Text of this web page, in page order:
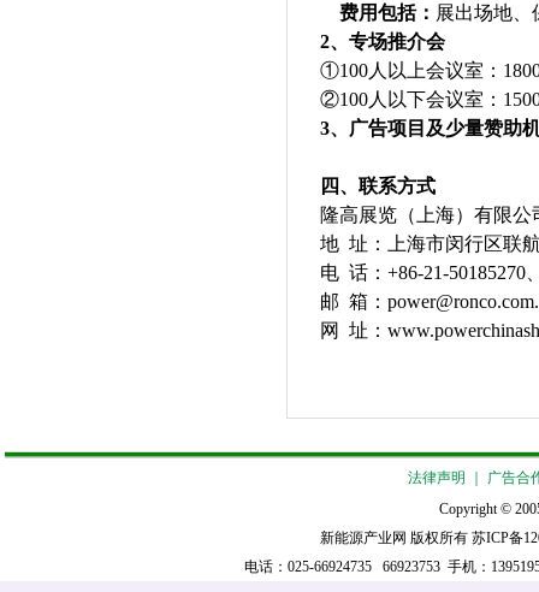
费用包括： 展出场地、
2、专场推介会
①100人以上会议室：
②100人以下会议室：
3、广告项目及少量赞助
四、联系方式
隆高展览（上海）有限公
地 址：上海市闵行区联
电 话： +86-21-50185270
邮 箱：
网 址：
法律声明
广告合
Copyright ©
新能源产业网 版权所有 苏ICP备
电话：025-66924735 66923753 手机：